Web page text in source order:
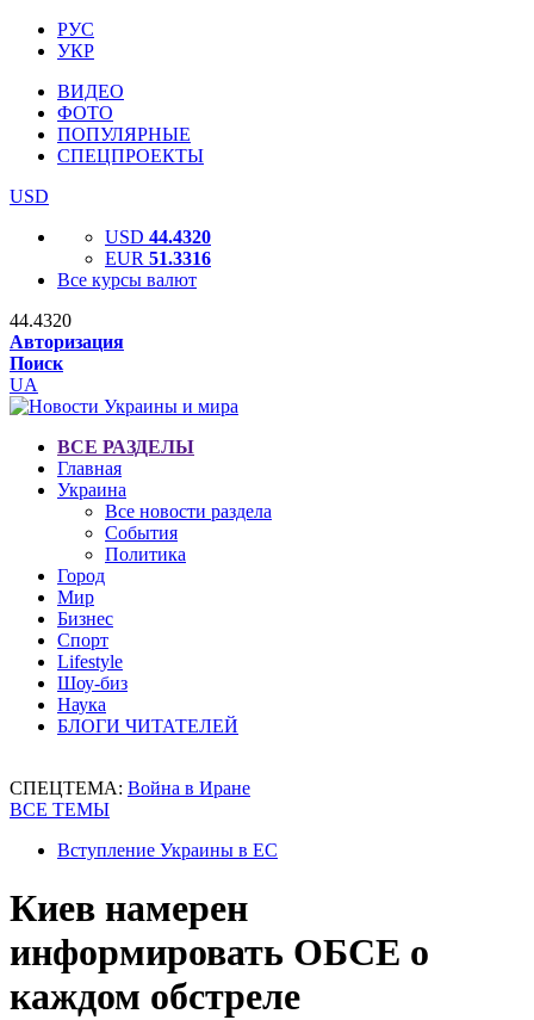
РУС
УКР
ВИДЕО
ФОТО
ПОПУЛЯРНЫЕ
СПЕЦПРОЕКТЫ
USD
USD 44.4320
EUR 51.3316
Все курсы валют
44.4320
Авторизация
Поиск
UA
ВСЕ РАЗДЕЛЫ
Главная
Украина
Все новости раздела
События
Политика
Город
Мир
Бизнес
Спорт
Lifestyle
Шоу-биз
Наука
БЛОГИ ЧИТАТЕЛЕЙ
СПЕЦТЕМА: Война в Иране
ВСЕ ТЕМЫ
Вступление Украины в ЕС
Киев намерен
информировать ОБСЕ о
каждом обстреле